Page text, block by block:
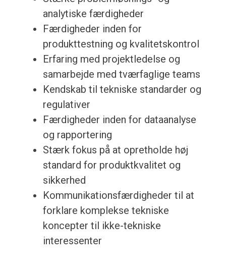
analytiske færdigheder
Færdigheder inden for
produkttestning og kvalitetskontrol
Erfaring med projektledelse og
samarbejde med tværfaglige teams
Kendskab til tekniske standarder og
regulativer
Færdigheder inden for dataanalyse
og rapportering
Stærk fokus på at opretholde høj
standard for produktkvalitet og
sikkerhed
Kommunikationsfærdigheder til at
forklare komplekse tekniske
koncepter til ikke-tekniske
interessenter